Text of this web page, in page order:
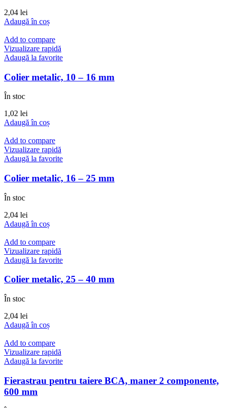
2,04 lei
Adaugă în coș
Add to compare
Vizualizare rapidă
Adaugă la favorite
Colier metalic, 10 – 16 mm
În stoc
1,02 lei
Adaugă în coș
Add to compare
Vizualizare rapidă
Adaugă la favorite
Colier metalic, 16 – 25 mm
În stoc
2,04 lei
Adaugă în coș
Add to compare
Vizualizare rapidă
Adaugă la favorite
Colier metalic, 25 – 40 mm
În stoc
2,04 lei
Adaugă în coș
Add to compare
Vizualizare rapidă
Adaugă la favorite
Fierastrau pentru taiere BCA, maner 2 componente,
600 mm